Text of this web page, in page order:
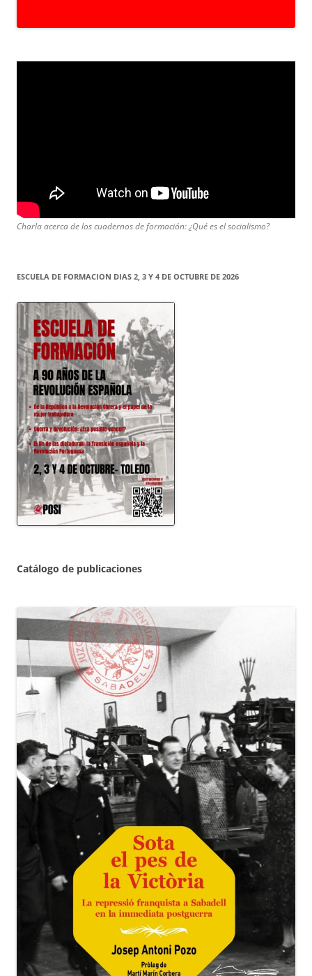
Charla acerca de los cuadernos de formación: ¿Qué es el socialismo?
ESCUELA DE FORMACION DIAS 2, 3 Y 4 DE OCTUBRE DE 2026
Catálogo de publicaciones